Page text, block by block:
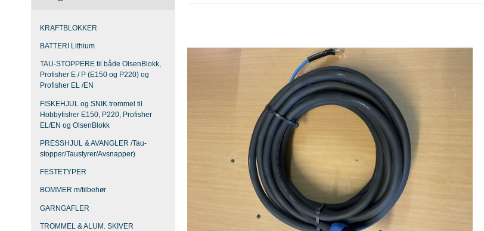
KRAFTBLOKKER
BATTERI Lithium
TAU-STOPPERE til både OlsenBlokk,
Profisher E / P (E150 og P220) og
Profisher EL /EN
FISKEHJUL og SNIK trommel til
Hobbyfisher E150, P220, Profisher
EL/EN og OlsenBlokk
PRESSHJUL & AVANGLER /Tau-
stopper/Taustyrer/Avsnapper)
FESTETYPER
BOMMER m/tilbehør
GARNGAFLER
TROMMEL & ALUM. SKIVER